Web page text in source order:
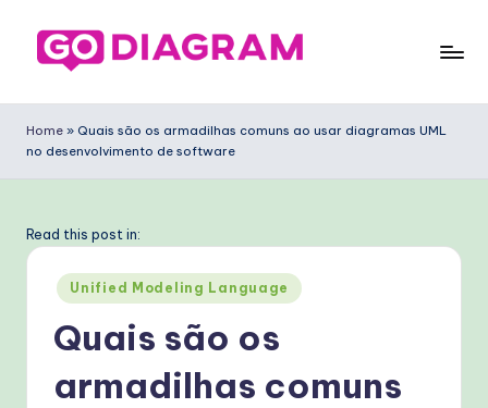
o
D
g
ra
P
Home » Quais são os armadilhas comuns ao usar diagramas UML
no desenvolvimento de software
Read this post in:
Posted
in
Unified Modeling Language
Quais são os
armadilhas comuns